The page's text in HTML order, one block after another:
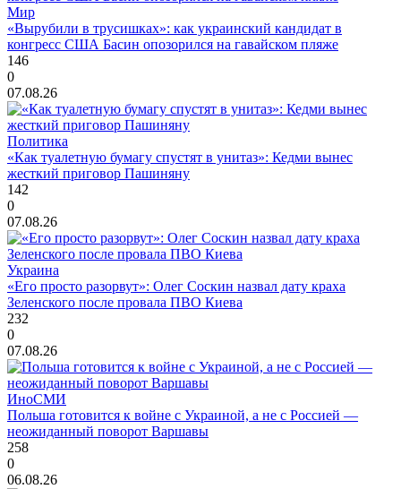
Мир
«Вырубили в трусишках»: как украинский кандидат в
конгресс США Басин опозорился на гавайском пляже
146
0
07.08.26
Политика
«Как туалетную бумагу спустят в унитаз»: Кедми вынес
жесткий приговор Пашиняну
142
0
07.08.26
Украина
«Его просто разорвут»: Олег Соскин назвал дату краха
Зеленского после провала ПВО Киева
232
0
07.08.26
ИноСМИ
Польша готовится к войне с Украиной, а не с Россией —
неожиданный поворот Варшавы
258
0
06.08.26